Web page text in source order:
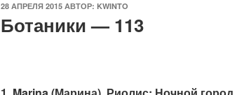
ОПУБЛИКОВАНО
28 АПРЕЛЯ 2015 АВТОР: KWINTO
Ботаники — 113